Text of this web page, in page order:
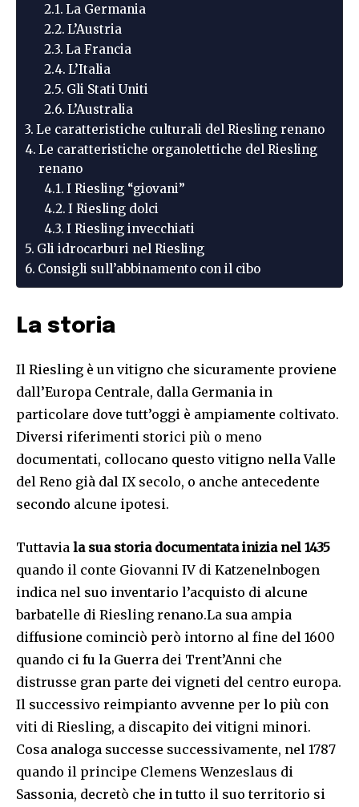
La Germania
L’Austria
La Francia
L’Italia
Gli Stati Uniti
L’Australia
Le caratteristiche culturali del Riesling renano
Le caratteristiche organolettiche del Riesling
renano
I Riesling “giovani”
I Riesling dolci
I Riesling invecchiati
Gli idrocarburi nel Riesling
Consigli sull’abbinamento con il cibo
La storia
Il Riesling è un vitigno che sicuramente proviene
dall’Europa Centrale, dalla Germania in
particolare dove tutt’oggi è ampiamente coltivato.
Diversi riferimenti storici più o meno
documentati, collocano questo vitigno nella Valle
del Reno già dal IX secolo, o anche antecedente
secondo alcune ipotesi.
Tuttavia la sua storia documentata inizia nel 1435
quando il conte Giovanni IV di Katzenelnbogen
indica nel suo inventario l’acquisto di alcune
barbatelle di Riesling renano.La sua ampia
diffusione cominciò però intorno al fine del 1600
quando ci fu la Guerra dei Trent’Anni che
distrusse gran parte dei vigneti del centro europa.
Il successivo reimpianto avvenne per lo più con
viti di Riesling, a discapito dei vitigni minori.
Cosa analoga successe successivamente, nel 1787
quando il principe Clemens Wenzeslaus di
Sassonia, decretò che in tutto il suo territorio si